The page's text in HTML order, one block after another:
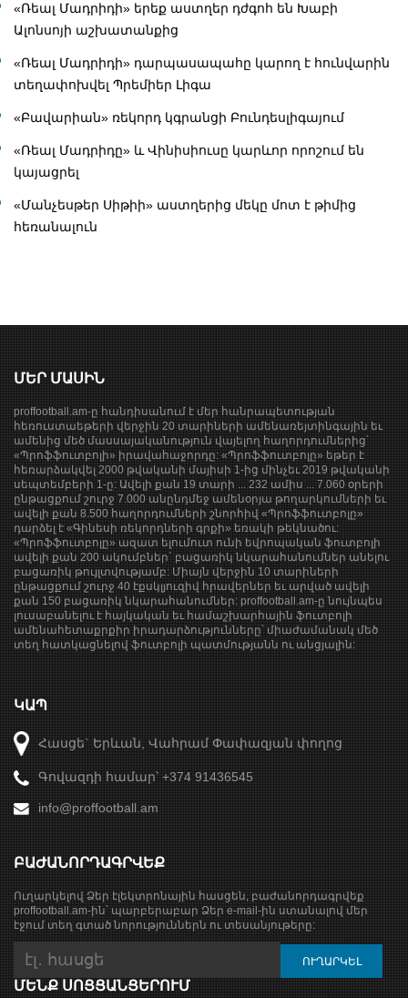
«Ռեալ Մադրիդի» երեք աստղեր դժգոհ են Խաբի
Ալոնսոյի աշխատանքից
«Ռեալ Մադրիդի» դարպասապահը կարող է հունվարին
տեղափոխվել Պրեմիեր Լիգա
«Բավարիան» ռեկորդ կգրանցի Բունդեսլիգայում
«Ռեալ Մադրիդը» և Վինիսիուսը կարևոր որոշում են
կայացրել
«Մանչեսթեր Սիթիի» աստղերից մեկը մոտ է թիմից
հեռանալուն
ՄԵՐ ՄԱՍԻՆ
proffootball.am-ը հանդիսանում է մեր հանրապետության
հեռուստաեթերի վերջին 20 տարիների ամենառեյտինգային եւ
ամենից մեծ մասսայականություն վայելող հաղորդումներից՝
«Պրոֆֆուտբոլի» իրավահաջորդը: «Պրոֆֆուտբոլը» եթեր է
հեռարձակվել 2000 թվականի մայիսի 1-ից մինչեւ 2019 թվականի
սեպտեմբերի 1-ը: Ավելի քան 19 տարի ... 232 ամիս ... 7.060 օրերի
ընթացքում շուրջ 7.000 անընդմեջ ամենօրյա թողարկումների եւ
ավելի քան 8.500 հաղորդումների շնորհիվ «Պրոֆֆուտբոլը»
դարձել է «Գինեսի ռեկորդների գրքի» եռակի թեկնածու:
«Պրոֆֆուտբոլը» ազատ ելումուտ ունի եվրոպական ֆուտբոլի
ավելի քան 200 ակումբներ` բացառիկ նկարահանումներ անելու
բացառիկ թույլտվությամբ: Միայն վերջին 10 տարիների
ընթացքում շուրջ 40 էքսկլյուզիվ հրավերներ եւ արված ավելի
քան 150 բացառիկ նկարահանումներ: proffootball.am-ը նույնպես
լուսաբանելու է հայկական եւ համաշխարհային ֆուտբոլի
ամենահետաքրքիր իրադարձությունները՝ միաժամանակ մեծ
տեղ հատկացնելով ֆուտբոլի պատմությանն ու անցյալին:
ԿԱՊ
Հասցե` Երևան, Վահրամ Փափազյան փողոց
Գովազդի համար՝ +374 91436545
info@proffootball.am
ԲԱԺԱՆՈՐԴԱԳՐՎԵՔ
Ուղարկելով Ձեր էլեկտրոնային հասցեն, բաժանորդագրվեք
proffootball.am-ին՝ պարբերաբար Ձեր e-mail-ին ստանալով մեր
էջում տեղ գտած նորություններն ու տեսանյութերը:
ՄԵՆՔ ՍՈՑՑԱՆՑԵՐՈՒՄ